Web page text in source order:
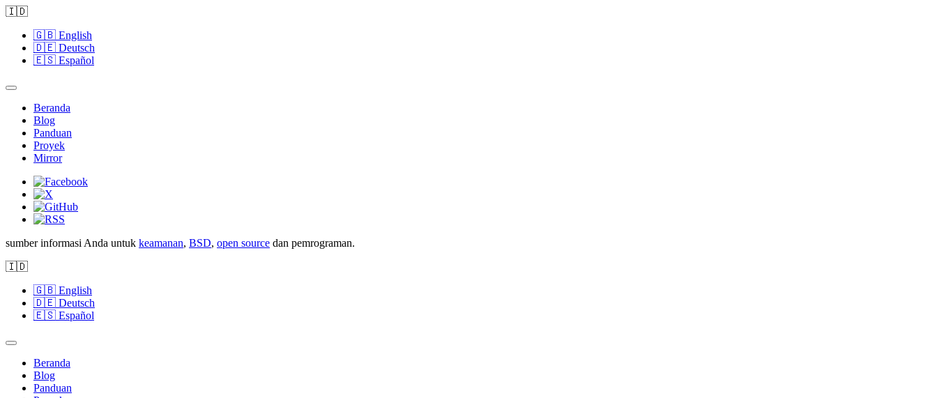
🇮🇩
🇬🇧 English
🇩🇪 Deutsch
🇪🇸 Español
Beranda
Blog
Panduan
Proyek
Mirror
sumber informasi Anda untuk keamanan, BSD, open source dan pemrograman.
🇮🇩
🇬🇧 English
🇩🇪 Deutsch
🇪🇸 Español
Beranda
Blog
Panduan